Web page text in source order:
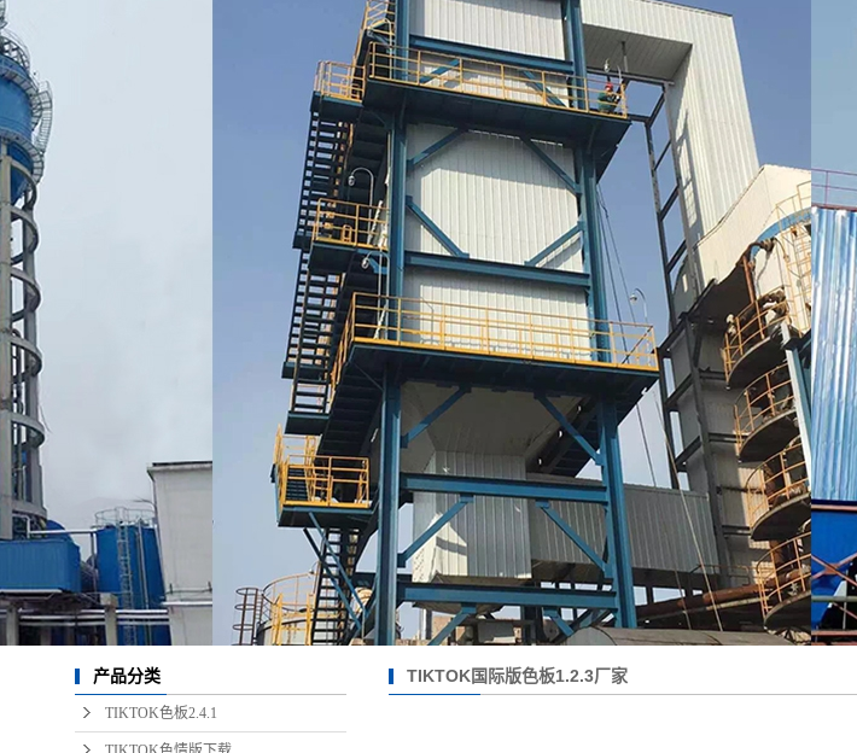
板1.2.3
营业执照 电除雾配件
湿电除尘器
湿电重锤
TIKTOK国际版色板
热风清扫箱
绝缘箱
玻璃钢烟道
大型TIKTOK国际版色
板1.2.3
产品分类
TIKTOK色板2.4.1
TIKTOK国际版色板1.2.3厂家